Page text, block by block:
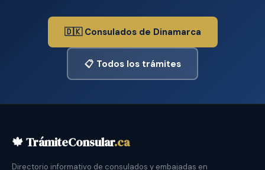
🇩🇰 Consulados de Dinamarca
📋 Todos los trámites
🍁 TrámiteConsular.ca
Directorio informativo de consulados y embajadas en